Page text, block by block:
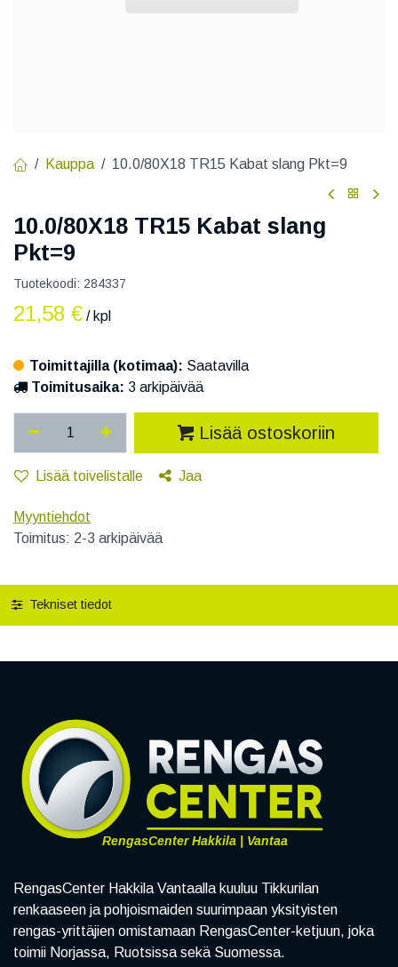
Kauppa 10.0/80X18 TR15 Kabat slang Pkt=9
10.0/80X18 TR15 Kabat slang
Pkt=9
Tuotekoodi: 284337
21,58 € / kpl
Toimittajilla (kotimaa): Saatavilla
Toimitusaika: 3 arkipäivää
Lisää ostoskoriin
Lisää toivelistalle Jaa
Myyntiehdot
Toimitus: 2-3 arkipäivää
Tekniset tiedot
RengasCenter Hakkila | Vantaa
RengasCenter Hakkila Vantaalla kuuluu Tikkurilan
renkaaseen ja pohjoismaiden suurimpaan yksityisten
rengas-yrittäjien omistamaan RengasCenter-ketjuun, joka
toimii Norjassa, Ruotsissa sekä Suomessa.